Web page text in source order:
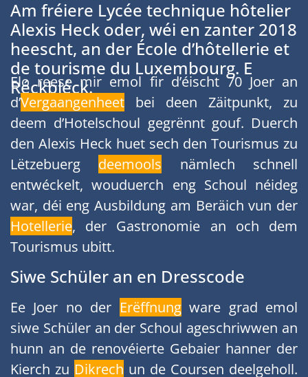
Am fréiere Lycée technique hôtelier
Alexis Heck oder, wéi en zanter 2018
heescht, an der École d’hôtellerie et
de tourisme du Luxembourg. E
Réckbléck.
Elo reese mir emol fir d’éischt 70 Joer an
d’Vergaangenheet bei deen Zäitpunkt, zu
deem d’Hotelschoul gegrënnt gouf. Duerch
den Alexis Heck huet sech den Tourismus zu
Lëtzebuerg deemools nämlech schnell
entwéckelt, wouduerch eng Schoul néideg
war, déi eng Ausbildung am Beräich vun der
Hotellerie, der Gastronomie an och dem
Tourismus ubitt.
Siwe Schüler an en Dresscode
Ee Joer no der Erëffnungware grad emol
siwe Schüler an der Schoul ageschriwwen an
hunn an de renovéierte Gebaier hanner der
Kierch zu Dikrech un de Coursen deelgeholl.